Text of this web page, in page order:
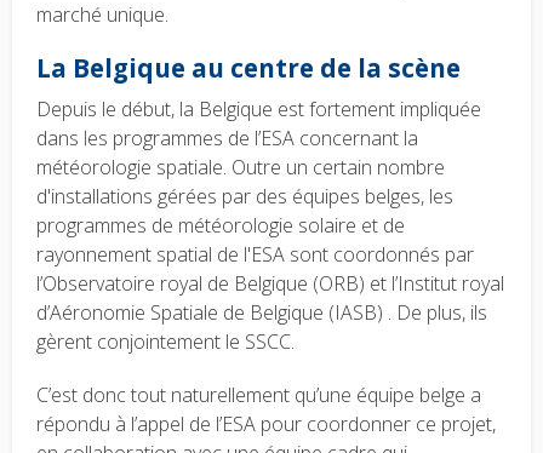
marché unique.
La Belgique au centre de la scène
Depuis le début, la Belgique est fortement impliquée
dans les programmes de l’ESA concernant la
météorologie spatiale. Outre un certain nombre
d'installations gérées par des équipes belges, les
programmes de météorologie solaire et de
rayonnement spatial de l'ESA sont coordonnés par
l’Observatoire royal de Belgique (ORB) et l’Institut royal
d’Aéronomie Spatiale de Belgique (IASB) . De plus, ils
gèrent conjointement le SSCC.
C’est donc tout naturellement qu’une équipe belge a
répondu à l’appel de l’ESA pour coordonner ce projet,